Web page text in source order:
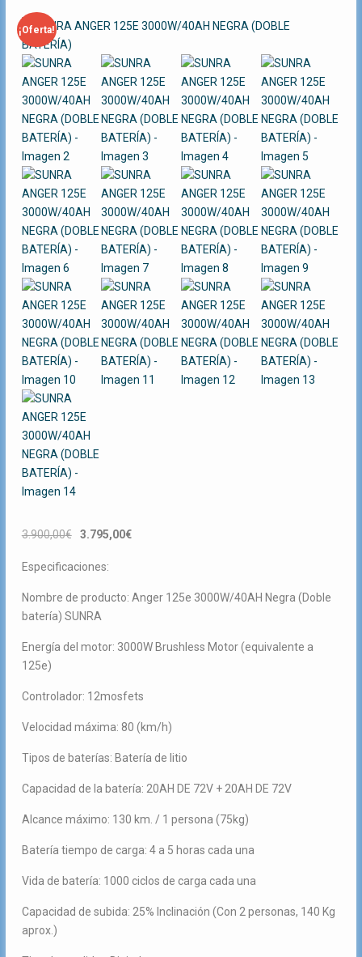
¡Oferta!
3.900,00€
El
original
3.900,00€.
3.795,00€
3.795,00€.
Especificaciones:
Nombre de producto: Anger 125e 3000W/40AH Negra (Doble
batería) SUNRA
Energía del motor: 3000W Brushless Motor (equivalente a
125e)
Controlador: 12mosfets
Velocidad máxima: 80 (km/h)
Tipos de baterías: Batería de litio
Capacidad de la batería: 20AH DE 72V + 20AH DE 72V
Alcance máximo: 130 km. / 1 persona (75kg)
Batería tiempo de carga: 4 a 5 horas cada una
Vida de batería: 1000 ciclos de carga cada una
Capacidad de subida: 25% Inclinación (Con 2 personas, 140 Kg
aprox.)